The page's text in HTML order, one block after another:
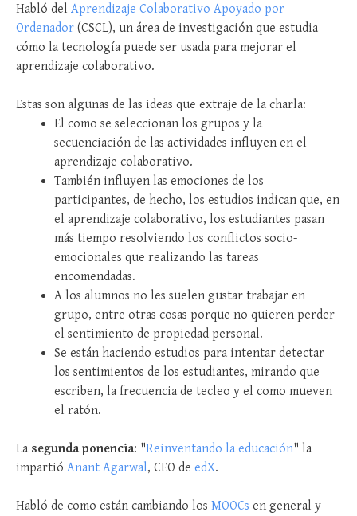
Habló del Aprendizaje Colaborativo Apoyado por
Ordenador (CSCL), un área de investigación que estudia
cómo la tecnología puede ser usada para mejorar el
aprendizaje colaborativo.
Estas son algunas de las ideas que extraje de la charla:
El como se seleccionan los grupos y la
secuenciación de las actividades influyen en el
aprendizaje colaborativo.
También influyen las emociones de los
participantes, de hecho, los estudios indican que, en
el aprendizaje colaborativo, los estudiantes pasan
más tiempo resolviendo los conflictos socio-
emocionales que realizando las tareas
encomendadas.
A los alumnos no les suelen gustar trabajar en
grupo, entre otras cosas porque no quieren perder
el sentimiento de propiedad personal.
Se están haciendo estudios para intentar detectar
los sentimientos de los estudiantes, mirando que
escriben, la frecuencia de tecleo y el como mueven
el ratón.
La segunda ponencia: "Reinventando la educación" la
impartió Anant Agarwal, CEO de edX.
Habló de como están cambiando los MOOCs en general y